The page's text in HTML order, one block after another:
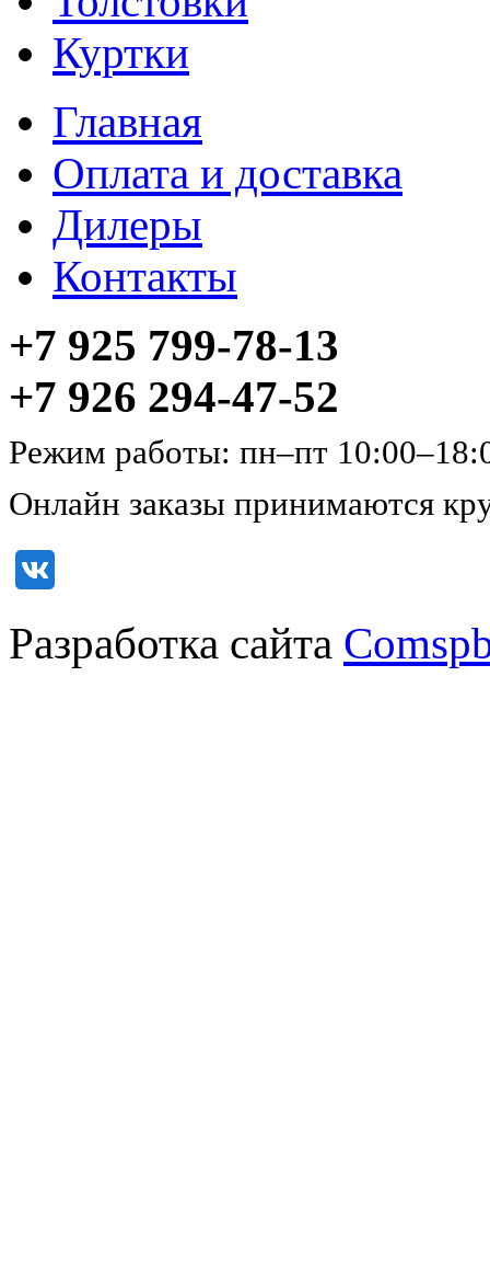
Куртки
Главная
Оплата и доставка
Дилеры
Контакты
+7 925 799-78-13
+7 926 294-47-52
Режим работы: пн–пт
Онлайн заказы принимаются
Разработка сайта